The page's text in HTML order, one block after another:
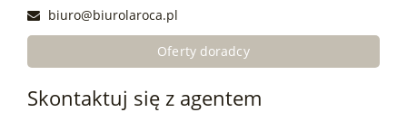
biuro@biurolaroca.pl
Oferty doradcy
Skontaktuj się z agentem